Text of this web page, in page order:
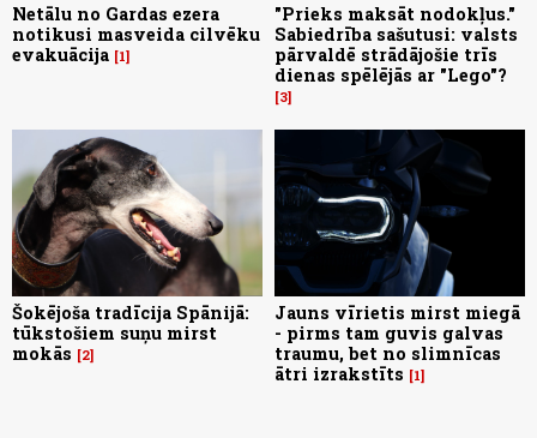
Netālu no Gardas ezera
notikusi masveida cilvēku
evakuācija 1
"Prieks maksāt nodokļus."
Sabiedrība sašutusi: valsts
pārvaldē strādājošie trīs
dienas spēlējās ar "Lego"?
3
Šokējoša tradīcija Spānijā:
tūkstošiem suņu mirst
mokās
2
Jauns vīrietis mirst miegā
- pirms tam guvis galvas
traumu, bet no slimnīcas
ātri izrakstīts
1